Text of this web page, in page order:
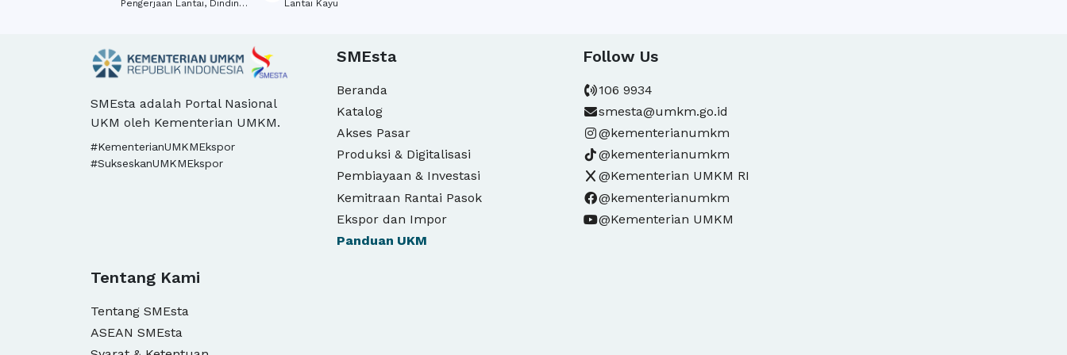
Pengerjaan Lantai, Dinding,
Kayu, Dekorasi Interior
Lantai Kayu
SMEsta adalah Portal Nasional
UKM oleh Kementerian UMKM.
#KementerianUMKMEkspor
#SukseskanUMKMEkspor
SMEsta
Beranda
Katalog
Akses Pasar
Produksi & Digitalisasi
Pembiayaan & Investasi
Kemitraan Rantai Pasok
Ekspor dan Impor
Panduan UKM
Follow Us
106 9934
smesta@umkm.go.id
@kementerianumkm
@kementerianumkm
@Kementerian UMKM RI
@kementerianumkm
@Kementerian UMKM
Tentang Kami
Tentang SMEsta
ASEAN SMEsta